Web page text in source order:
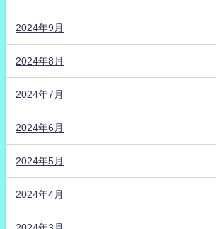
2024年9月
2024年8月
2024年7月
2024年6月
2024年5月
2024年4月